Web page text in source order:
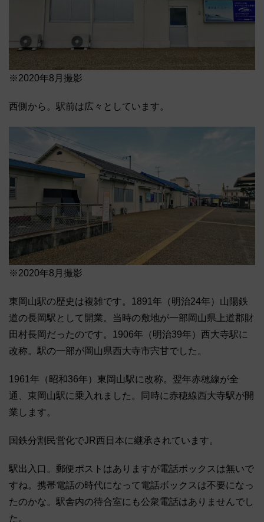
※2020年8月撮影
西側から。駅前は広々としています。
※2020年8月撮影
東岡山駅の歴史は複雑です。1891年（明治24年）山陽鉄
道の長岡駅として開業。当時の敷地が一部岡山県上道郡財
田村長岡だったのです。1906年（明治39年）西大寺駅に
改称。駅の一部が岡山県西大寺市宍甘でした。
1961年（昭和36年）東岡山駅に改称。翌年赤穂線が全
通、東岡山駅に乗入れました。同時に赤穂線西大寺駅が開
業します。
国鉄分割民営化でJR西日本に継承されています。
駅出入口。郵便ポストはありますが電話ボックスは無いで
すね。携帯電話の時代になって電話ボックスは不要になっ
たのかな。駅舎内の待合室にも公衆電話はありませんでし
た。